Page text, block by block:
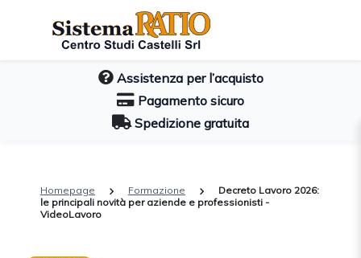
Assistenza per l’acquisto
Pagamento sicuro
Spedizione gratuita
Homepage Formazione
Decreto Lavoro 2026:
le principali novità per aziende e professionisti -
VideoLavoro